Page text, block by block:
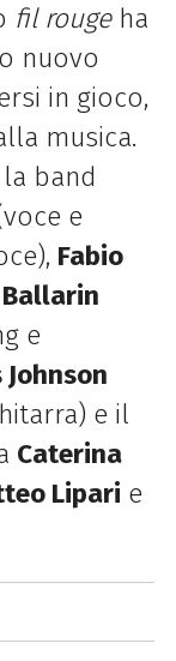
fil rougeha
nuovo
in gioco,
musica.
band
e
Fabio
e
e il
Caterina
Lipari e